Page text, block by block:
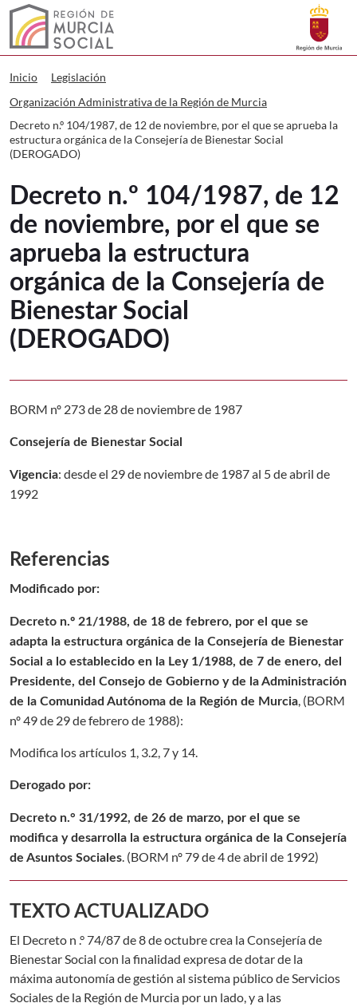
Murcia Social Decreto n.º 104/1987,
Buscar
Inicio
Legislación
Organización Administrativa de la Región de Murcia
Decreto n.º 104/1987, de 12 de noviembre, por el que se aprueba la
estructura orgánica de la Consejería de Bienestar Social
(DEROGADO)
Decreto n.º 104/1987, de 12
de noviembre, por el que se
aprueba la estructura
orgánica de la Consejería de
Bienestar Social
(DEROGADO)
BORM nº 273 de 28 de noviembre de 1987
Consejería de Bienestar Social
Vigencia: desde el 29 de noviembre de 1987 al 5 de abril de
1992
Referencias
Modificado por:
Decreto n.º 21/1988, de 18 de febrero, por el que se
adapta la estructura orgánica de la Consejería de Bienestar
Social a lo establecido en la Ley 1/1988, de 7 de enero, del
Presidente, del Consejo de Gobierno y de la Administración
de la Comunidad Autónoma de la Región de Murcia, (BORM
nº 49 de 29 de febrero de 1988):
Modifica los artículos 1, 3.2, 7 y 14.
Derogado por:
Decreto n.° 31/1992, de 26 de marzo, por el que se
modifica y desarrolla la estructura orgánica de la Consejería
de Asuntos Sociales. (BORM nº 79 de 4 de abril de 1992)
TEXTO ACTUALIZADO
El Decreto n .° 74/87 de 8 de octubre crea la Consejería de
Bienestar Social con la finalidad expresa de dotar de la
máxima autonomía de gestión al sistema público de Servicios
Sociales de la Región de Murcia por un lado, y a las